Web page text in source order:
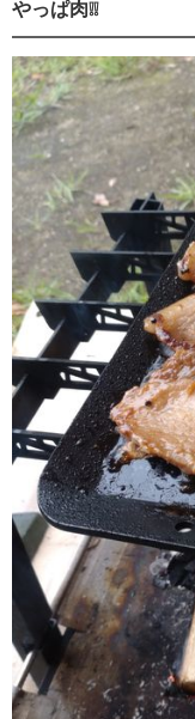
やっぱ肉❕❕